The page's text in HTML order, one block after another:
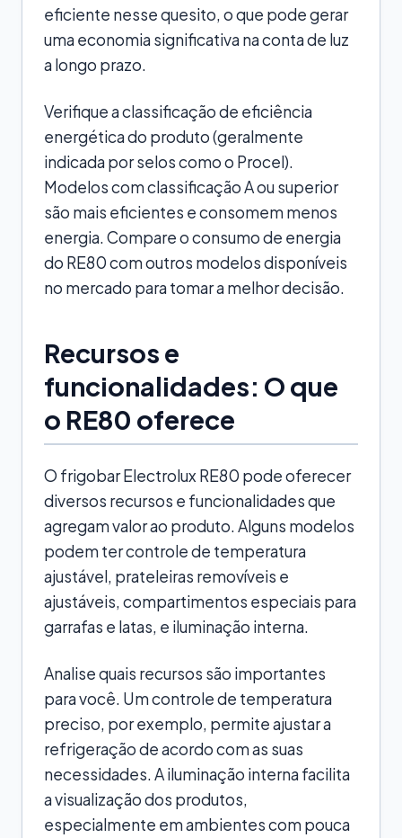
eficiente nesse quesito, o que pode gerar
uma economia significativa na conta de luz
a longo prazo.
Verifique a classificação de eficiência
energética do produto (geralmente
indicada por selos como o Procel).
Modelos com classificação A ou superior
são mais eficientes e consomem menos
energia. Compare o consumo de energia
do RE80 com outros modelos disponíveis
no mercado para tomar a melhor decisão.
Recursos e
funcionalidades: O que
o RE80 oferece
O frigobar Electrolux RE80 pode oferecer
diversos recursos e funcionalidades que
agregam valor ao produto. Alguns modelos
podem ter controle de temperatura
ajustável, prateleiras removíveis e
ajustáveis, compartimentos especiais para
garrafas e latas, e iluminação interna.
Analise quais recursos são importantes
para você. Um controle de temperatura
preciso, por exemplo, permite ajustar a
refrigeração de acordo com as suas
necessidades. A iluminação interna facilita
a visualização dos produtos,
especialmente em ambientes com pouca